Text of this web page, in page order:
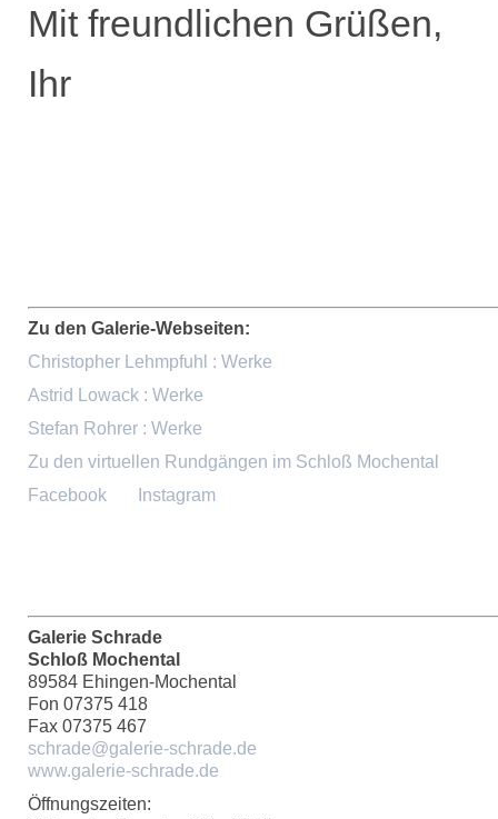
Mit freundlichen Grüßen,
Ihr
Zu den Galerie-Webseiten:
Christopher Lehmpfuhl : Werke
Astrid Lowack : Werke
Stefan Rohrer : Werke
Zu den virtuellen Rundgängen im Schloß Mochental
Facebook
Instagram
Galerie Schrade
Schloß Mochental
89584 Ehingen-Mochental
Fon 07375 418
Fax 07375 467
schrade@galerie-schrade.de
www.galerie-schrade.de
Öffnungszeiten: